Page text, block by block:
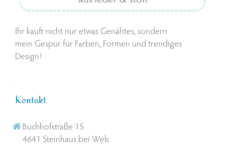
Ihr kauft nicht nur etwas Genähtes, sondern
mein Gespür für Farben, Formen und trendiges
Design!
.
Kontakt
Buchhofstraße 15
4641 Steinhaus bei Wels